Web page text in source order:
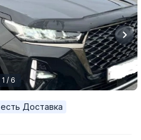
1 / 6
есть Доставка